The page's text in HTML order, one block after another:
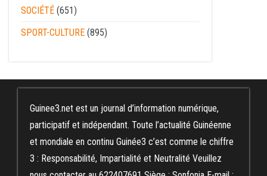
SOCIÉTÉ (651)
SPORT-CULTURE (895)
Guinee3.net est un journal d’information numérique,
participatif et indépendant. Toute l’actualité Guinéenne
et mondiale en continu Guinée3 c’est comme le chiffre
3 : Responsabilité, Impartialité et Neutralité Veuillez